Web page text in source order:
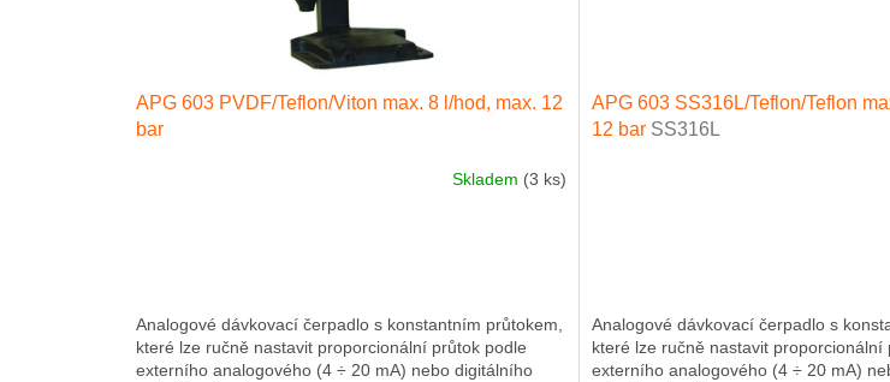
APG 603 PVDF/Teflon/Viton max. 8 l/hod, max. 12
bar
Skladem (3 ks)
Analogové dávkovací čerpadlo s konstantním průtokem,
které lze ručně nastavit proporcionální průtok podle
externího analogového (4 ÷ 20 mA) nebo digitálního
APG 603 SS316L/Teflon/Teflon
12 bar SS316L
Analogové dávkovací čerpadlo s
které lze ručně nastavit proporcionální
externího analogového (4 ÷ 20 mA)